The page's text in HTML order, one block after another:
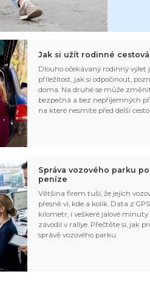
Jak si užít rodinné
Dlouho očekávaný rodinný výlet
příležitost, jak si odpočinout,
doma. Na druhé se může
bezpečná a bez nepříjemných
na které nesmíte před delší
Správa vozového parku
peníze
Většina firem tuší, že jejich
přesně ví, kde a kolik. Data z
kilometr, i veškeré jalové
závodil v rallye. Přečtěte si, jak
správě vozového parku.